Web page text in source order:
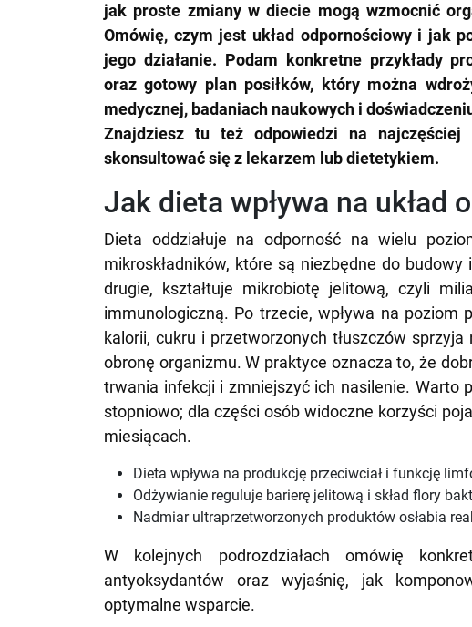
jak proste zmiany w diecie mogą wzmocnić
Omówię, czym jest układ odpornościowy i jak
jego działanie. Podam konkretne przykłady
oraz gotowy plan posiłków, który można
medycznej, badaniach naukowych i
Znajdziesz tu też odpowiedzi na
skonsultować się z lekarzem lub dietetykiem.
Jak dieta wpływa na układ
Dieta oddziałuje na odporność na wielu
mikroskładników, które są niezbędne do
drugie, kształtuje mikrobiotę jelitową, czyli
immunologiczną. Po trzecie, wpływa na poziom
kalorii, cukru i przetworzonych tłuszczów sprzyja
obronę organizmu. W praktyce oznacza to, że
trwania infekcji i zmniejszyć ich nasilenie. Warto
stopniowo; dla części osób widoczne korzyści
miesiącach.
Dieta wpływa na produkcję przeciwciał i funkcję
Odżywianie reguluje barierę jelitową i skład flory
Nadmiar ultraprzetworzonych produktów osłabia
W kolejnych podrozdziałach omówię
antyoksydantów oraz wyjaśnię, jak
optymalne wsparcie.